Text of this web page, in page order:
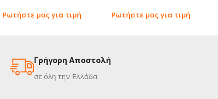
Ρωτήστε μας για τιμή Ρωτήστε μας για τιμή
Γρήγορη Αποστολή
σε όλη την Ελλάδα